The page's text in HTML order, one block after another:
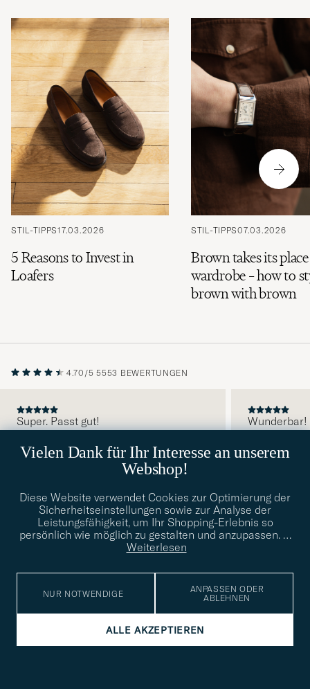
STIL-TIPPS17.03.2026
5 Reasons to Invest in
Loafers
STIL-TIPPS07.03.2026
Brown takes its
wardrobe – how to
brown with brown
4.70/5 5553 BEWERTUNGEN
Super. Passt gut!
KÄUFER2026-07-28
Wunderbar!
Vielen Dank für Ihr Interesse an unserem
Webshop!
Diese Website verwendet Cookies zur Optimierung der
Sicherheitseinstellungen sowie zur Analyse der
Leistungsfähigkeit, um Ihr Shopping-Erlebnis so
persönlich wie möglich zu gestalten und anzupassen. …
Weiterlesen
NUR NOTWENDIGE
ANPASSEN ODER
ABLEHNEN
ALLE AKZEPTIEREN
ABONNIEREN SIE UNSEREN NEWSLETTER
Form
Tack
LESEN SIE DAZU AUCH UNSERE